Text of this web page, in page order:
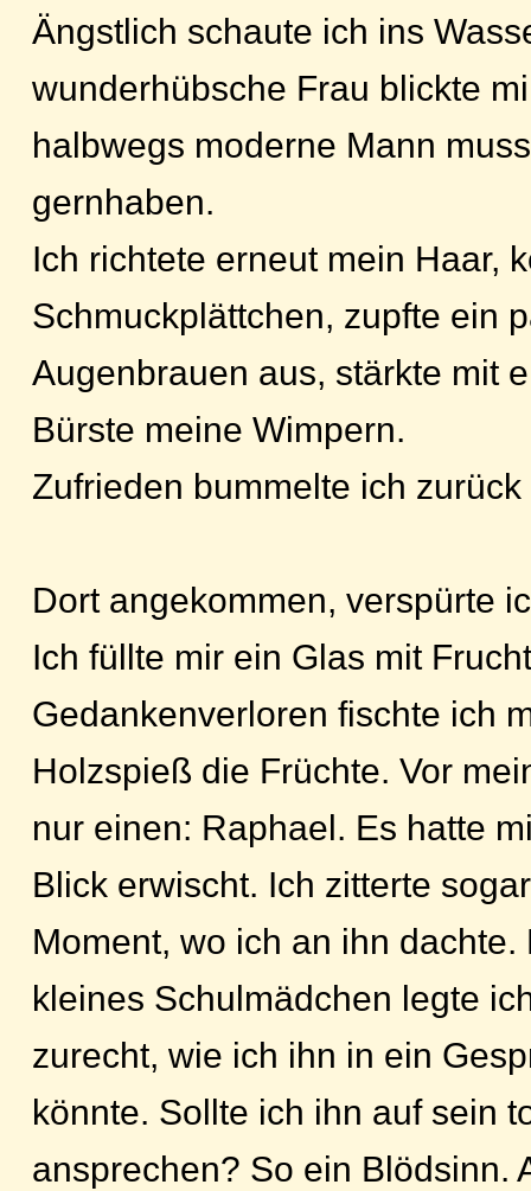
Ängstlich schaute ich ins
wunderhübsche Frau blickte
halbwegs moderne Mann
gernhaben.
Ich richtete erneut mein Haar,
Schmuckplättchen, zupfte ein
Augenbrauen aus, stärkte mit
Bürste meine Wimpern.
Zufrieden bummelte ich zurück
Dort angekommen, verspürte
Ich füllte mir ein Glas mit
Gedankenverloren fischte ich
Holzspieß die Früchte. Vor
nur einen: Raphael. Es hatte
Blick erwischt. Ich zitterte
Moment, wo ich an ihn dachte.
kleines Schulmädchen legte
zurecht, wie ich ihn in ein
könnte. Sollte ich ihn auf sein
ansprechen? So ein Blödsinn.